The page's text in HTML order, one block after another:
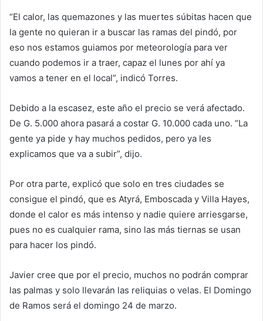
“El calor, las quemazones y las muertes súbitas hacen que
la gente no quieran ir a buscar las ramas del pindó, por
eso nos estamos guiamos por meteorología para ver
cuando podemos ir a traer, capaz el lunes por ahí ya
vamos a tener en el local”, indicó Torres.
Debido a la escasez, este año el precio se verá afectado.
De G. 5.000 ahora pasará a costar G. 10.000 cada uno. “La
gente ya pide y hay muchos pedidos, pero ya les
explicamos que va a subir”, dijo.
Por otra parte, explicó que solo en tres ciudades se
consigue el pindó, que es Atyrá, Emboscada y Villa Hayes,
donde el calor es más intenso y nadie quiere arriesgarse,
pues no es cualquier rama, sino las más tiernas se usan
para hacer los pindó.
Javier cree que por el precio, muchos no podrán comprar
las palmas y solo llevarán las reliquias o velas. El Domingo
de Ramos será el domingo 24 de marzo.